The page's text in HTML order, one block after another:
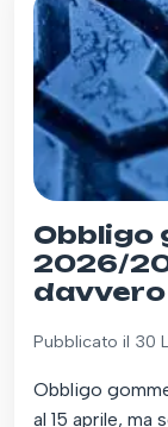
Obbligo
2026/
Pubblicato il 30
Obbligo
al 15 aprile, ma